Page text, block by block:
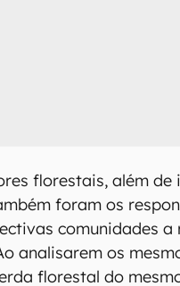
florestais, além de
foram os
comunidades
analisarem os
florestal do